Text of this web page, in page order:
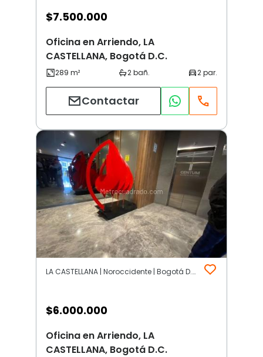
$7.500.000
Oficina en Arriendo, LA
CASTELLANA, Bogotá D.C.
Contactar
LA CASTELLANA | Noroccidente | Bogotá D.C.
$6.000.000
Oficina en Arriendo, LA
CASTELLANA, Bogotá D.C.